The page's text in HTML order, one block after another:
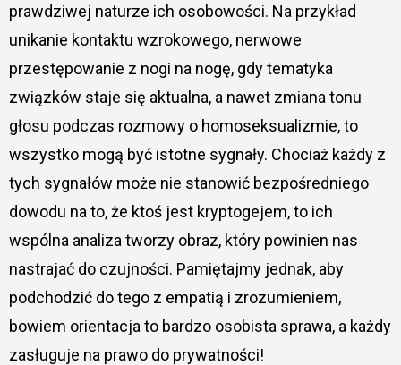
prawdziwej naturze ich osobowości. Na przykład
unikanie kontaktu wzrokowego, nerwowe
przestępowanie z nogi na nogę, gdy tematyka
związków staje się aktualna, a nawet zmiana tonu
głosu podczas rozmowy o homoseksualizmie, to
wszystko mogą być istotne sygnały. Chociaż każdy z
tych sygnałów może nie stanowić bezpośredniego
dowodu na to, że ktoś jest kryptogejem, to ich
wspólna analiza tworzy obraz, który powinien nas
nastrajać do czujności. Pamiętajmy jednak, aby
podchodzić do tego z empatią i zrozumieniem,
bowiem orientacja to bardzo osobista sprawa, a każdy
zasługuje na prawo do prywatności!